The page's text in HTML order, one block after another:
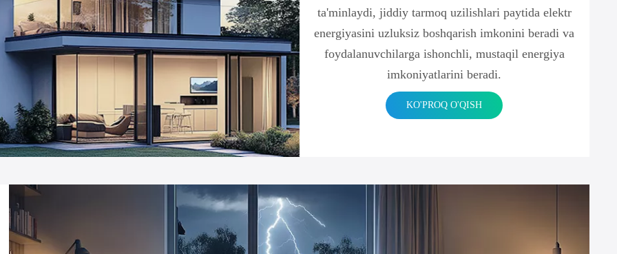
ta'minlaydi, jiddiy tarmoq uzilishlari paytida elektr
energiyasini uzluksiz boshqarish imkonini beradi va
foydalanuvchilarga ishonchli, mustaqil energiya
imkoniyatlarini beradi.
KO'PROQ O'QISH